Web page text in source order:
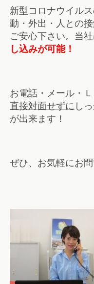
新型コロナウイル
動・外出・人との
ご安心下さい。当
し込みが可能！
お電話・メール・
直接対面せずに し
が出来ます！
ぜひ、お気軽にお